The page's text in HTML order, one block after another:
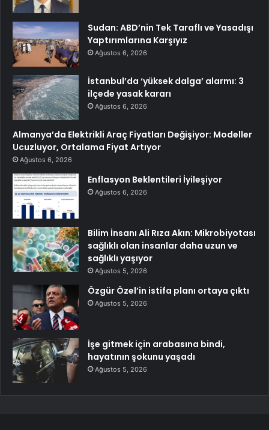
Sudan: ABD’nin Tek Taraflı ve Yasadışı
Yaptırımlarına Karşıyız
Ağustos 6, 2026
İstanbul’da ‘yüksek dalga’ alarmı: 3
ilçede yasak kararı
Ağustos 6, 2026
Almanya’da Elektrikli Araç Fiyatları Değişiyor: Modeller
Ucuzluyor, Ortalama Fiyat Artıyor
Ağustos 6, 2026
Enflasyon Beklentileri İyileşiyor
Ağustos 6, 2026
Bilim İnsanı Ali Rıza Akın: Mikrobiyotası
sağlıklı olan insanlar daha uzun ve
sağlıklı yaşıyor
Ağustos 5, 2026
Özgür Özel’in istifa planı ortaya çıktı
Ağustos 5, 2026
İşe gitmek için arabasına bindi,
hayatının şokunu yaşadı
Ağustos 5, 2026